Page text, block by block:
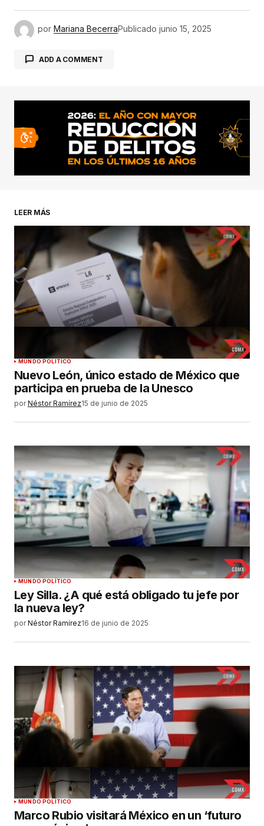
por Mariana BecerraPublicado junio 15, 2025
ADD A COMMENT
conectado
LEER MÁS
MUNDO POLÍTICO
Nuevo León, único estado de México que
participa en prueba de la Unesco
por Néstor Ramírez15 de junio de 2025
MUNDO POLÍTICO
Ley Silla. ¿A qué está obligado tu jefe por
la nueva ley?
por Néstor Ramírez16 de junio de 2025
MUNDO POLÍTICO
Marco Rubio visitará México en un ‘futuro